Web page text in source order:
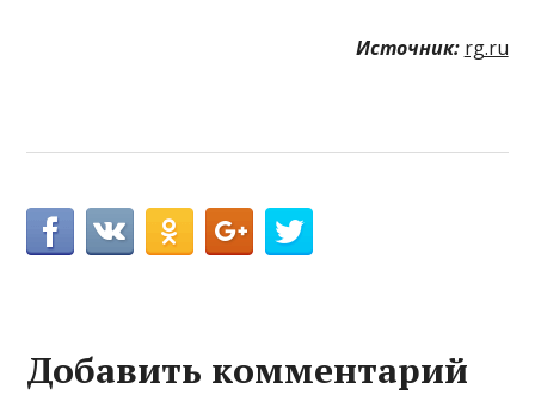
Источник: rg.ru
Добавить комментарий